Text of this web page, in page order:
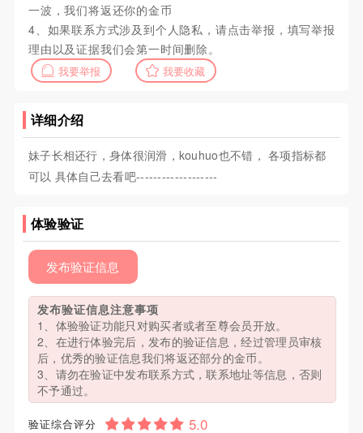
一波，我们将返还你的金币
4、如果联系方式涉及到个人隐私，请点击举报，填写举报
理由以及证据我们会第一时间删除。
我要举报 我要收藏
详细介绍
妹子长相还行，身体很润滑，kouhuo也不错， 各项指标都
可以 具体自己去看吧-------------------
体验验证
发布验证信息
发布验证信息注意事项
1、体验验证功能只对购买者或者至尊会员开放。
2、在进行体验完后，发布的验证信息，经过管理员审核
后，优秀的验证信息我们将返还部分的金币。
3、请勿在验证中发布联系方式，联系地址等信息，否则
不予通过。
验证综合评分